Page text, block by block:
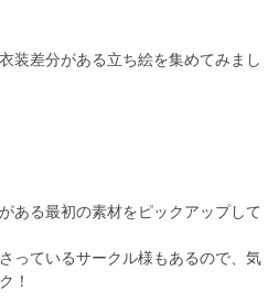
装差分がある立ち絵を集めてみまし
ある最初の素材をピックアップして
っているサークル様もあるので、気
！